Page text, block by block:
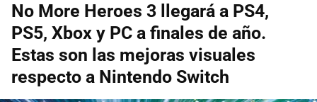
No More Heroes 3 llegará a PS4,
PS5, Xbox y PC a finales de año.
Estas son las mejoras visuales
respecto a Nintendo Switch